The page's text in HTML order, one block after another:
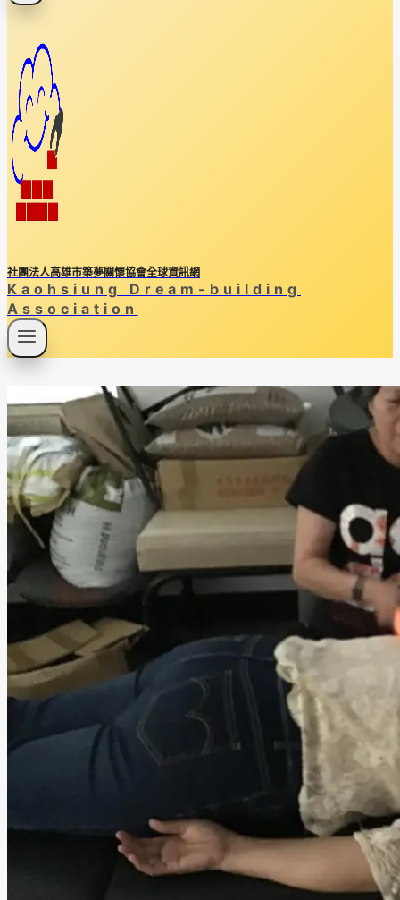
社團法人高雄市築夢關懷協會全球資訊網
Kaohsiung Dream-building
Association